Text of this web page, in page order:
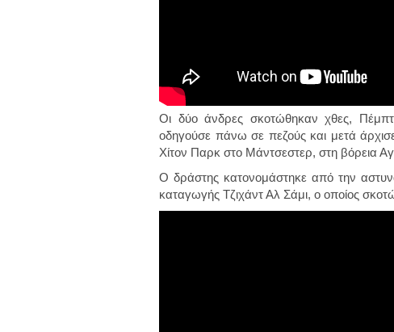
Οι δύο άνδρες σκοτώθηκαν χθες,
οδηγούσε πάνω σε πεζούς και μετά
Χίτον Παρκ στο Μάντσεστερ, στη βόρεια
Ο δράστης κατονομάστηκε από την
καταγωγής Τζιχάντ Αλ Σάμι, ο οποίος